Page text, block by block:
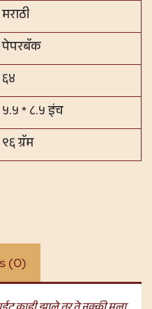
मराठी
पेपरबॅक
६४
५.५ * ८.५ इंच
९६ ग्रॅम
(0)